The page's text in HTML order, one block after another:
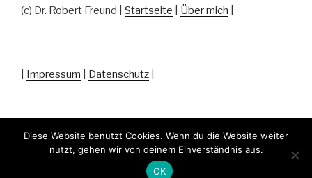
(c) Dr. Robert Freund | Startseite Über mich
Impressum Datenschutz
Datenschutz Stolz präsentiert von WordPress
Diese Website benutzt Cookies. Wenn du die Website weiter
nutzt, gehen wir von deinem Einverständnis aus.
OK